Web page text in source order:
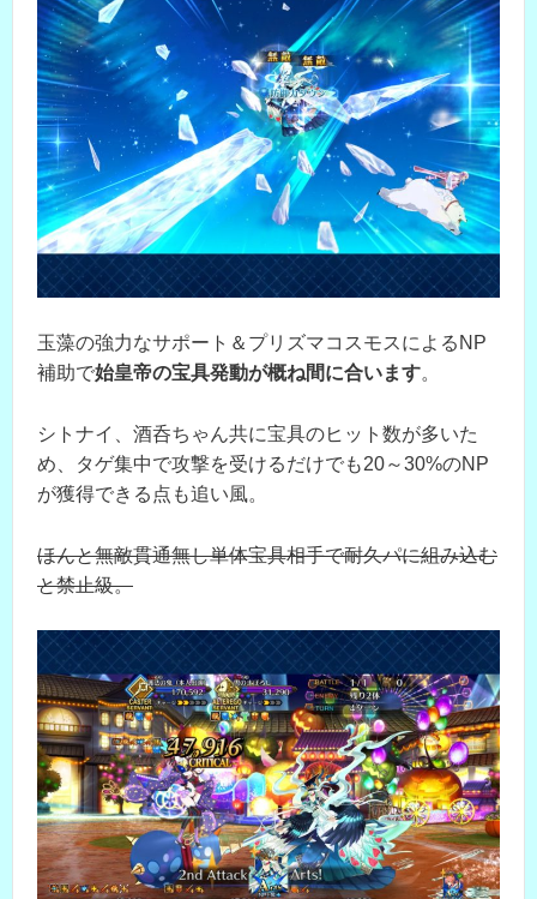
玉藻の強力なサポート＆プリズマコスモスによるNP
補助で始皇帝の宝具発動が概ね間に合います。
シトナイ、酒呑ちゃん共に宝具のヒット数が多いた
め、タゲ集中で攻撃を受けるだけでも20～30%のNP
が獲得できる点も追い風。
ほんと無敵貫通無し単体宝具相手で耐久パに組み込む
と禁止級。